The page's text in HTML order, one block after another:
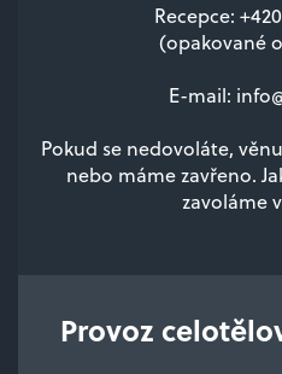
Recepce:
(opakované
E-mail:
Pokud se nedovoláte,
nebo máme zavřeno.
zavoláme
Provoz